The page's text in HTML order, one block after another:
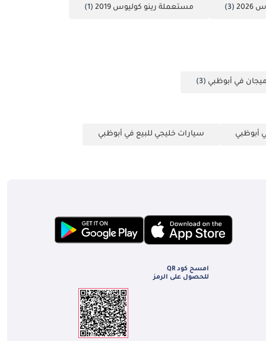
(3) مستعملة رينو كوليوس 2019 (1)
في أبوظبي (3)
أبوظبي سيارات خليجي للبيع في أبوظبي
امسح كود QR
للحصول على الرمز